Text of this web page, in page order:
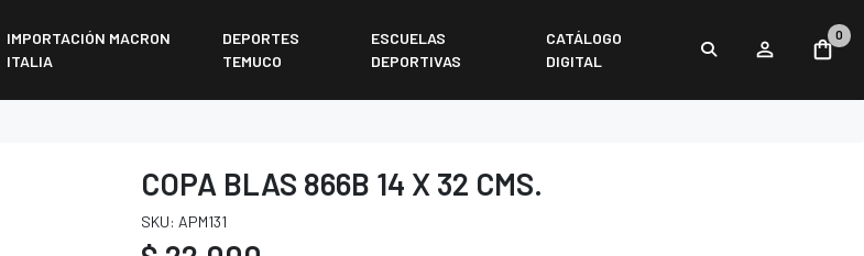
IMPORTACIÓN MACRON
ITALIA
DEPORTES
TEMUCO
ESCUELAS
DEPORTIVAS
CATÁLOGO
DIGITAL
0
COPA BLAS 866B 14 X 32 CMS.
SKU: APM131